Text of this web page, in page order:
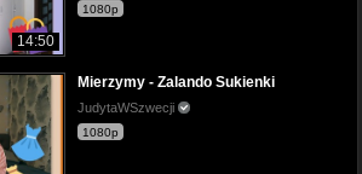
14:50
1080p
Mierzymy - Zalando Sukienki
JudytaWSzwecji
1080p